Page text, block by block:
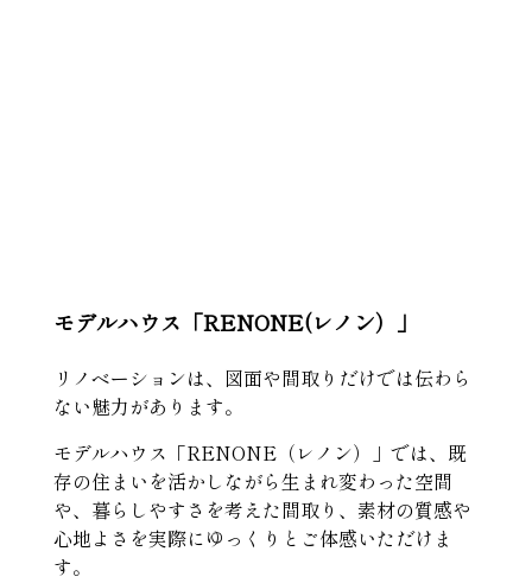
モデルハウス「RENONE(レノン）」
リノベーションは、図面や間取りだけでは伝わら
ない魅力があります。
モデルハウス「RENONE（レノン）」では、既
存の住まいを活かしながら生まれ変わった空間
や、暮らしやすさを考えた間取り、素材の質感や
心地よさを実際にゆっくりとご体感いただけま
す。